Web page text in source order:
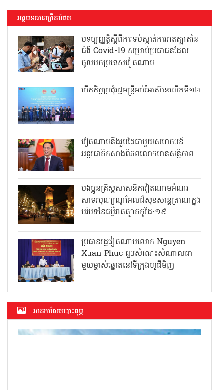
អត្ថបទអានច្រើនបំផុត
បទប្បញ្ញត្តិស្តីពីការទប់ស្កាត់ការរាតត្បាតនៃ
ជំងឺ Covid-19 សម្រាប់ប្រជាជនដែល
ចូលមកប្រទេសវៀតណាម
បើកកិច្ចប្រជុំរដ្ឋមន្ត្រីអប់រំអាស៊ានលើកទី១២
វៀតណាមនឹងរួមដៃជាមួយសហគមន៍
អន្តរជាតិកសាងពិភពលោកមានសន្តិភាព
បងប្អូនគ្រិស្តសាសនិកវៀតណាមអំណរ
សាទរបុណ្យណូអែលដ៏សុខសាន្តត្រាណក្នុង
បរិបទនៃជម្ងឺរាតត្បាតកូវីដ-១៩
ប្រធានរដ្ឋវៀតណាមលោក Nguyen
Xuan Phuc ជួបសំណេះសំណាលជា
មួយម្ចាស់ឆ្នោតនៅទីក្រុងហូជីមិញ
អាន​កាសែត​បោះពុម្ភ